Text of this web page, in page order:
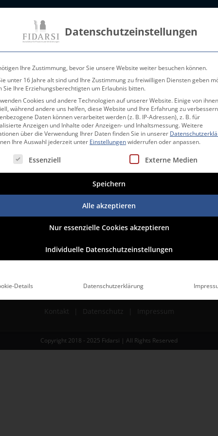
Ihre Vorteile Vermögensanlagen
Team der FIDARSI und wir möchten ihn an dieser Stelle
private und betriebliche Krankenversicherung
ist mit vollem Elan gestartet und wir freuen uns auf eine
Kontakt Datenschutz Impressum
Copyright 2018 - 2025 Fidarsi | All Rights Reserved
Datenschutzeinstellungen
Ihre Zustimmung, bevor Sie unsere Website weiter besuchen können.
unter 16 Jahre alt sind und Ihre Zustimmung zu freiwilligen Diensten geben
Sie Ihre Erziehungsberechtigten um Erlaubnis bitten.
Cookies und andere Technologien auf unserer Website. Einige von
während andere uns helfen, diese Website und Ihre Erfahrung zu
Daten können verarbeitet werden (z. B. IP-Adressen), z. B. für
Anzeigen und Inhalte oder Anzeigen- und Inhaltsmessung.Weitere
über die Verwendung Ihrer Daten finden Sie in unserer
Ihre Auswahl jederzeit unter Einstellungenwiderrufen oder anpassen.
eine Liste der Service-Gruppen, für die eine Einwilligung
Essenziell Externe Medien
Speichern
Alle akzeptieren
Nur essenzielle Cookies akzeptieren
Individuelle Datenschutzeinstellungen
Details Datenschutzerklärung